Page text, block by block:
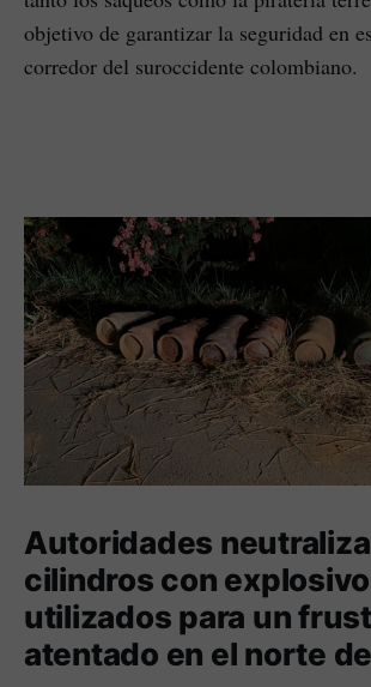
objetivo de garantizar la seguridad en
corredor del suroccidente colombiano.
Autoridades
cilindros con
utilizados para un
atentado en el norte